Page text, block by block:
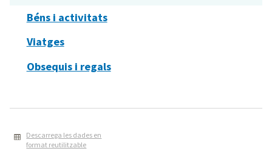
Béns i activitats
Viatges
Obsequis i regals
Descarrega les dades en
format reutilitzable